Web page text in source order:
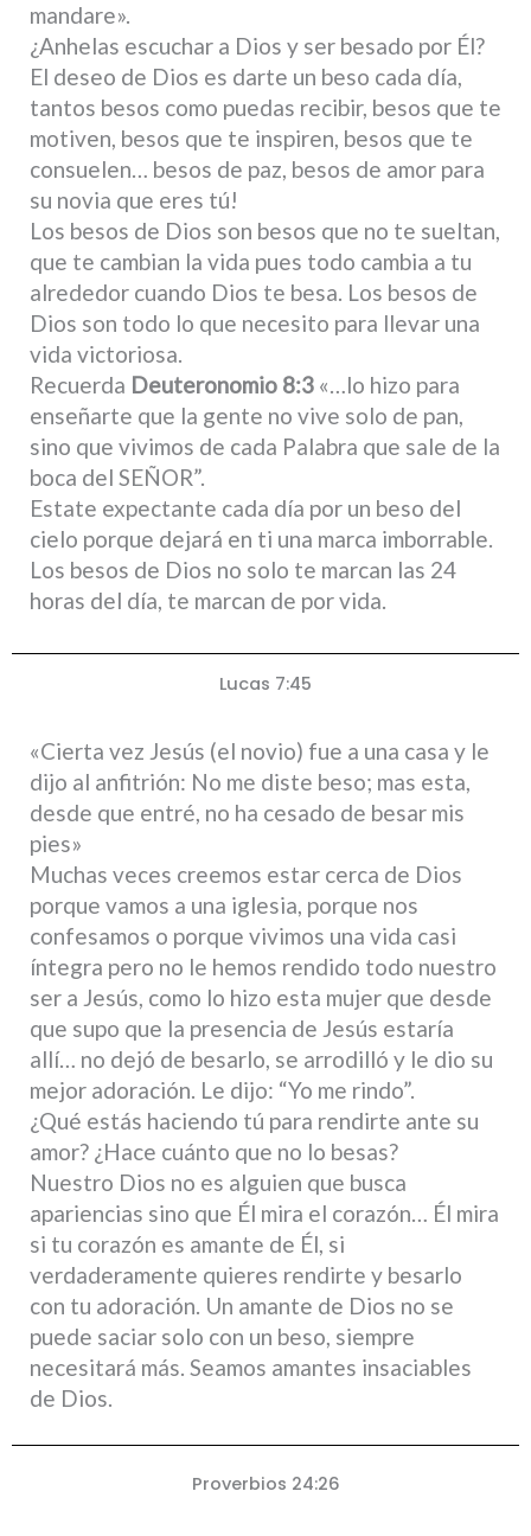
mandare».
¿Anhelas escuchar a Dios y ser besado por Él?
El deseo de Dios es darte un beso cada día,
tantos besos como puedas recibir, besos que te
motiven, besos que te inspiren, besos que te
consuelen… besos de paz, besos de amor para
su novia que eres tú!
Los besos de Dios son besos que no te sueltan,
que te cambian la vida pues todo cambia a tu
alrededor cuando Dios te besa. Los besos de
Dios son todo lo que necesito para llevar una
vida victoriosa.
Recuerda Deuteronomio 8:3 «…lo hizo para
enseñarte que la gente no vive solo de pan,
sino que vivimos de cada Palabra que sale de la
boca del SEÑOR”.
Estate expectante cada día por un beso del
cielo porque dejará en ti una marca imborrable.
Los besos de Dios no solo te marcan las 24
horas del día, te marcan de por vida.
Lucas 7:45
«Cierta vez Jesús (el novio) fue a una casa y le
dijo al anfitrión: No me diste beso; mas esta,
desde que entré, no ha cesado de besar mis
pies»
Muchas veces creemos estar cerca de Dios
porque vamos a una iglesia, porque nos
confesamos o porque vivimos una vida casi
íntegra pero no le hemos rendido todo nuestro
ser a Jesús, como lo hizo esta mujer que desde
que supo que la presencia de Jesús estaría
allí… no dejó de besarlo, se arrodilló y le dio su
mejor adoración. Le dijo: “Yo me rindo”.
¿Qué estás haciendo tú para rendirte ante su
amor? ¿Hace cuánto que no lo besas?
Nuestro Dios no es alguien que busca
apariencias sino que Él mira el corazón… Él mira
si tu corazón es amante de Él, si
verdaderamente quieres rendirte y besarlo
con tu adoración. Un amante de Dios no se
puede saciar solo con un beso, siempre
necesitará más. Seamos amantes insaciables
de Dios.
Proverbios 24:26